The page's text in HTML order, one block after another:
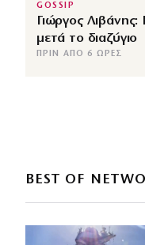
GOSSIP
Γιώργος
μετά το διαζύγιο
ΠΡΙΝ ΑΠΌ 6 ΏΡΕΣ
BEST OF